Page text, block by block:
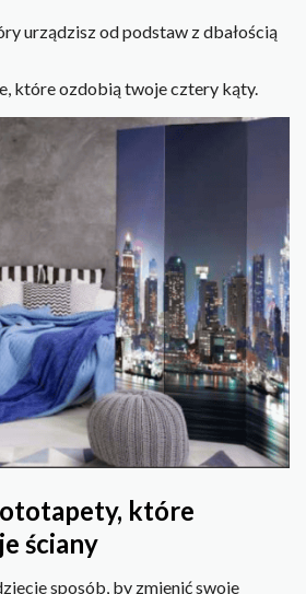
urządzisz od podstaw z dbałością
które ozdobią twoje cztery kąty.
które
ściany
sposób, by zmienić swoje